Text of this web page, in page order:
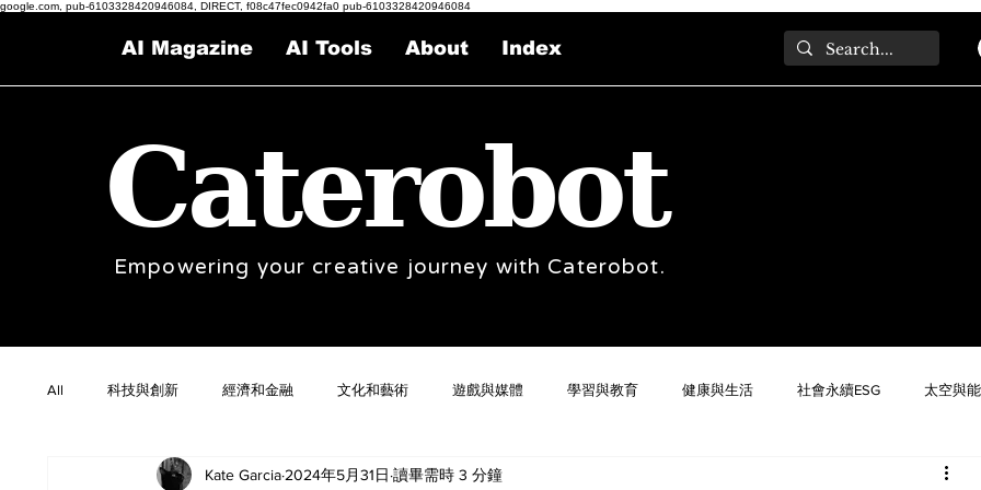
google.com, pub-6103328420946084, DIRECT, f08c47fec0942fa0 pub-6103328420946084
AI Magazine AI Tools About Index
Caterobot
Empowering your creative journey with Caterobot.
All 科技與創新 經濟和金融 文化和藝術 遊戲與媒體 學習與教育 健康與生活 社會永續ESG 太空與
Kate Garcia 2024年5月31日 讀畢需時 3 分鐘